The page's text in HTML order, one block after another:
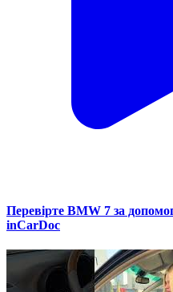
Перевірте BMW 7 за
inCarDoc